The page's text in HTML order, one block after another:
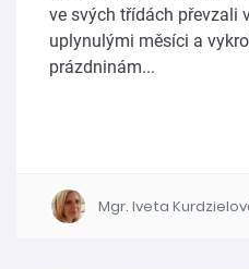
ve svých třídách převzali
uplynulými měsíci a
prázdninám...
Mgr. Iveta